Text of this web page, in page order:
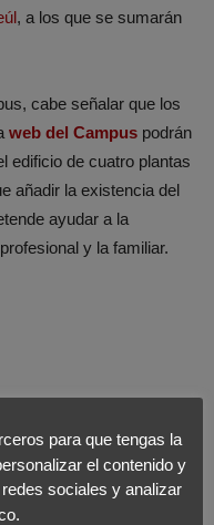
, a los que se sumarán
cabe señalar que los
web del Campus podrán
edificio de cuatro plantas
añadir la existencia del
ayudar a la
y la familiar.
para que tengas la
el contenido y
sociales y analizar